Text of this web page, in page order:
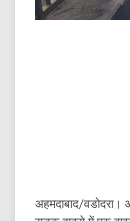
अहमदाबाद/वडोदरा।